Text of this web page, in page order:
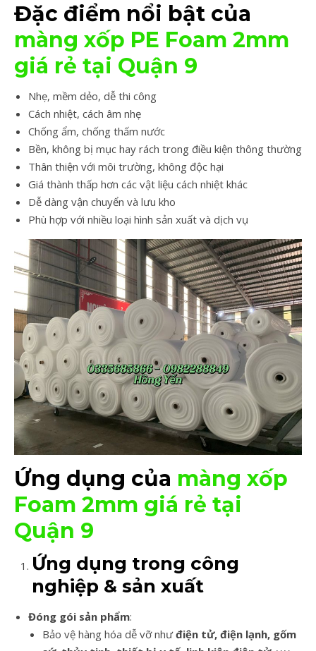
Đặc điểm nổi bật của
màng xốp PE Foam 2mm
giá rẻ tại Quận 9
Nhẹ, mềm dẻo, dễ thi công
Cách nhiệt, cách âm nhẹ
Chống ẩm, chống thấm nước
Bền, không bị mục hay rách trong điều kiện thông thường
Thân thiện với môi trường, không độc hại
Giá thành thấp hơn các vật liệu cách nhiệt khác
Dễ dàng vận chuyển và lưu kho
Phù hợp với nhiều loại hình sản xuất và dịch vụ
Ứng dụng của màng xốp
Foam 2mm giá rẻ tại
Quận 9
Ứng dụng trong công
nghiệp & sản xuất
Đóng gói sản phẩm:
Bảo vệ hàng hóa dễ vỡ nhưđiện tử, điện lạnh, gốm